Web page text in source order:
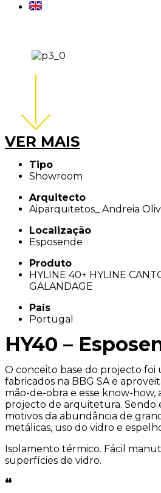
VER MAIS
Tipo
Showroom
Arquitecto
Aiparquitetos_ Andreia
Localização
Esposende
Produto
HYLINE 40+ HYLINE
GALANDAGE
País
Portugal
HY40 –
O conceito base do projecto foi
fabricados na BBG SA e
mão-de-obra e esse know-how,
projecto de arquitetura. Sendo
motivos da abundância de
metálicas, uso do vidro e
Isolamento térmico. Fácil
superfícies de vidro.
“